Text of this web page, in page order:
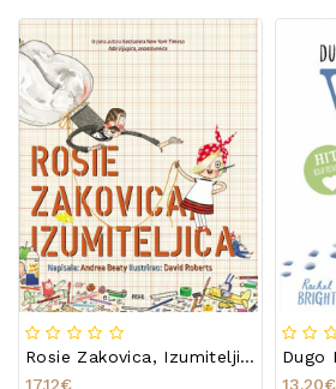
Rosie Zakovica, Izumiteljica
17.12€
13.20€